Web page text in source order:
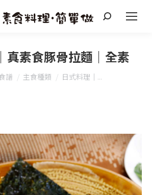
搜
真素食豚骨拉麵｜全素
：
譜 主食種類 日式料理｜...